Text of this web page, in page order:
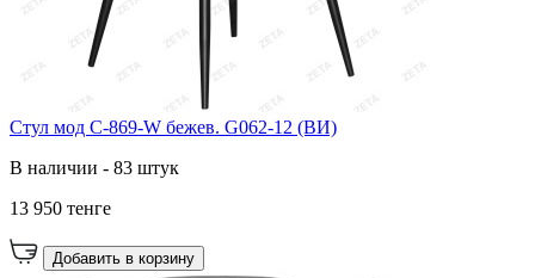
Cтул мод C-869-W бежев. G062-12 (ВИ)
В наличии - 83 штук
13 950 тенге
Добавить в корзину